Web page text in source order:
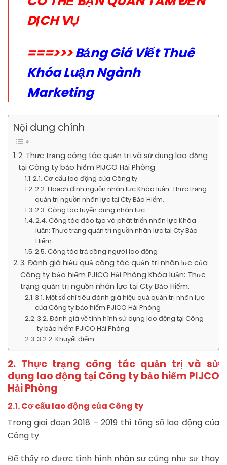
DỊCH VỤ
===>>>Bảng Giá Viết Thuê
Khóa Luận Ngành
Marketing
Nội dung chính
2. Thực trạng công tác quản trị và sử dụng lao động
tại Công ty bảo hiểm PIJCO Hải Phòng
2.1. Cơ cấu lao động của Công ty
2.2. Hoạch định nguồn nhân lực Khóa luận: Thực trạng
quản trị nguồn nhân lực tại Cty Bảo Hiểm.
2.3. Công tác tuyển dụng nhân lực
2.4. Công tác đào tạo và phát triển nhân lực Khóa
luận: Thực trạng quản trị nguồn nhân lực tại Cty Bảo
Hiểm.
2.5. Công tác trả công người lao động
3. Đánh giá hiệu quả công tác quản trị nhân lực của
Công ty bảo hiểm PJICO Hải Phòng Khóa luận: Thực
trạng quản trị nguồn nhân lực tại Cty Bảo Hiểm.
3.1. Một số chỉ tiêu đánh giá hiệu quả quản trị nhân lực
của Công ty bảo hiểm PJICO Hải Phòng
3.2. Đánh giá về tình hình sử dụng lao động tại Công
ty bảo hiểm PJICO Hải Phòng
3.2.2. Khuyết điểm
2. Thực trạng công tác quản trị và sử
dụng lao động tại Công ty bảo hiểm PIJCO
Hải Phòng
2.1. Cơ cấu lao động của Công ty
Trong giai đoạn 2018 – 2019 thì tổng số lao động của
Công ty
Để thấy rõ được tình hình nhân sự cũng như sự thay